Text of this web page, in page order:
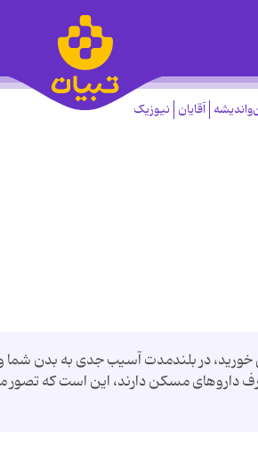
آقایان نیوزیک
در بلندمدت آسیب جدى به بدن شما
داروهاى مسکن دارند، این است که تصور